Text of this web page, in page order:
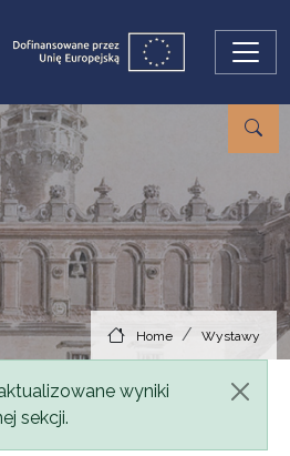
Home Wystawy
wyniki
sekcji.